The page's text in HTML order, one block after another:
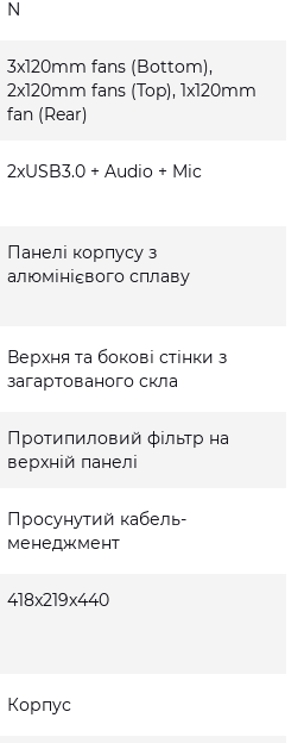
N
3x120mm fans (Bottom),
2x120mm fans (Top), 1x120mm
fan (Rear)
2xUSB3.0 + Audio + Mic
Панелі корпусу з
алюмінієвого сплаву
Верхня та бокові стінки з
загартованого скла
Протипиловий фільтр на
верхній панелі
Просунутий кабель-
менеджмент
418x219x440
Корпус